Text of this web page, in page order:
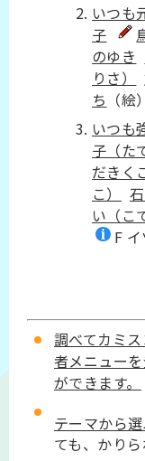
いつも
子
のゆき
りさ）
ち （絵
いつも
子（た
だきく
こ）
い（こ
F
調べてカミ
者メニュー
ができます。
テーマから
ても、かりら